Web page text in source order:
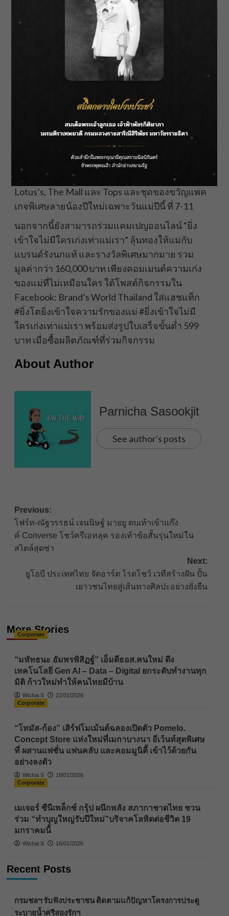
แบรนด์รังนกแท้จัดโปรโมชันพิเศษส่วนลดสูงสุด
25% พร้อมของพรีเมียมสุดลิมิเต็ดที่ออกแบบ
ลวดลายโดย น้องปีใหม่ ชุดเหยือกน้ำรักนะ เพียง
ซื้อสินค้าแบรนด์รังนกแท้ครบ 1,499 บาท รับฟรี
ชุดเหยือกน้ำ พร้อมแก้ว 4 ใบ มูลค่ารวม 229 บาท ที่
ห้างสรรพสินค้าชั้นนำทั่วประเทศ ได้แก่ Big C ,
Lotus’s, The Mall และ Tops และชุดของขวัญแพค
เกจพิเศษลายน้องปีใหม่เฉพาะวันแม่ปีนี้ ที่ 7-11
นอกจากนี้ยังสามารถร่วมแคมเปญออนไลน์ “ยิ่ง
เข้าใจไม่มีใครเก่งเท่าแม่เรา” ลุ้นทองให้แม่กับ
แบรนด์รังนกแท้ และรางวัลพิเศษมากมาย รวม
มูลค่ากว่า 160,000 บาท เพียงคอมเมนต์ความเก่ง
ของแม่ที่ไม่เหมือนใคร ใต้โพสต์กิจกรรมใน
Facebook: Brand’s World Thailand ใส่แฮชแท็ก
#ยิ่งโตยิ่งเข้าใจความรักของแม่ #ยิ่งเข้าใจไม่มี
ใครเก่งเท่าแม่เรา พร้อมส่งรูปใบเสร็จขั้นต่ำ 599
บาท เมื่อซื้อผลิตภัณฑ์ที่ร่วมกิจกรรม
About Author
Parnicha Sasookjit
See author's posts
Post
navigation
Previous:
โฟร์ท-ณัฐวรรธน์ เจนนิษฐ์ มายยู ตบเท้าเข้าแก๊ง
ค์ Converse โชว์ครีเอทลุค รองเท้าข้อสั้นรุ่นใหม่ใน
สไตล์สุดซ่า
Next:
ยูโอบี ประเทศไทย จัดอาร์ต โรดโชว์ เวทีสร้างฝัน ปั้น
เยาวชนไทยสู่เส้นทางศิลปะอย่างยั่งยืน
More Stories
Corporate
“มหัทธนะ อัมพรพิสิฏฐ์” เอ็มดีธอส.คนใหม่ ดึง
เทคโนโลยี Gen AI – Data – Digital ยกระดับทำงานทุก
มิติ ก้าวใหม่ทำให้คนไทยมีบ้าน
Wichai S
22/01/2026
Corporate
“โทมัส-ก้อง” เสิร์ฟโมเม้นต์ฉลองเปิดตัว Pomelo.
Concept Store แห่งใหม่ที่เมกาบางนา อีเว้นท์สุดพิเศษ
ที่ ผสานแฟชั่น แฟนคลับ และคอมมูนิตี้ เข้าไว้ด้วยกัน
อย่างลงตัว
Wichai S
18/01/2026
Corporate
เมเจอร์ ซีนีเพล็กซ์ กรุ้ป ผนึกพลัง สภากาชาดไทย ชวน
ร่วม “ทำบุญใหญ่รับปีใหม่”บริจาคโลหิตต่อชีวิต 19
มกราคมนี้
Wichai S 16/01/2026
Recent Posts
กรมชลฯ รับฟังประชาชน ติดตามแก้ปัญหาโครงการประตู
ระบายน้ำศรีสองรักฯ